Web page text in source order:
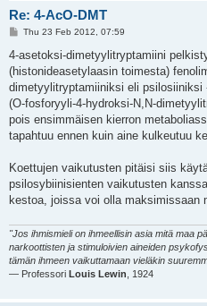
Re: 4-AcO-DMT
P
s
Thu 23 Feb 2012, 07:59
4-asetoksi-dimetyylitryptamiini
(histonideasetylaasin toimesta)
dimetyylitryptamiiniksi eli
(O-fosforyyli-4-hydroksi-N,N-
pois ensimmäisen kierron
tapahtuu ennen kuin aine kulkeutuu
Koettujen vaikutusten pitäisi siis
psilosybiinisienten vaikutusten
kestoa, joissa voi olla maksimissaan
"Jos ihmismieli on ihmeellisin asia mitä maa
narkoottisten ja stimuloivien aineiden
tämän ihmeen vaikuttamaan vieläkin
— Professori Louis Lewin , 1924